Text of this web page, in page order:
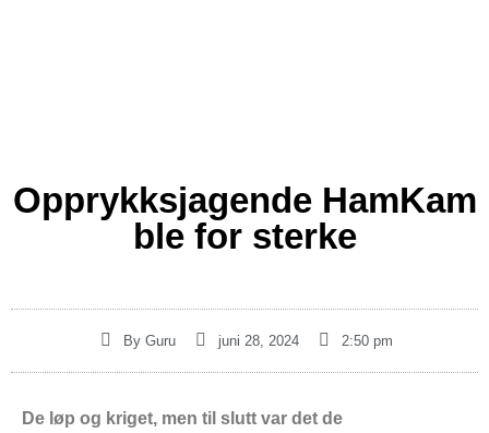
Opprykksjagende HamKam
ble for sterke
ByGuru juni 28, 2024 2:50 pm
De løp og kriget, men til slutt var det de